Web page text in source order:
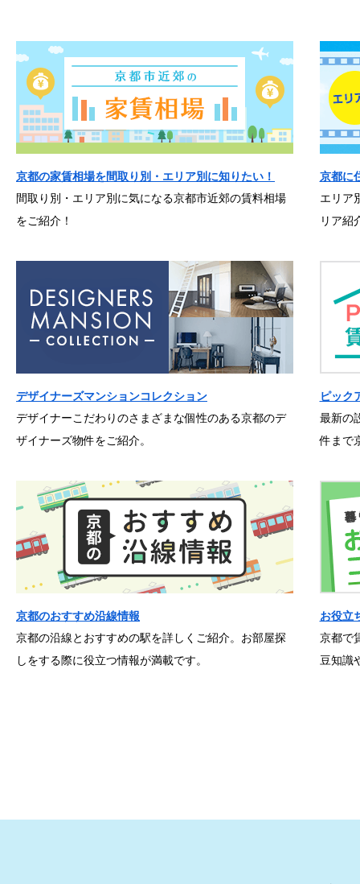
京都の家賃相場を間取り別・エリア別に知りたい！
間取り別・エリア別に気になる京都市近郊の賃料相場
をご紹介！
京都に
エリア
リア紹
デザイナーズマンションコレクション
デザイナーこだわりのさまざまな個性のある京都のデ
ザイナーズ物件をご紹介。
ピック
最新の
件まで
京都のおすすめ沿線情報
京都の沿線とおすすめの駅を詳しくご紹介。お部屋探
しをする際に役立つ情報が満載です。
お役立
京都で
豆知識